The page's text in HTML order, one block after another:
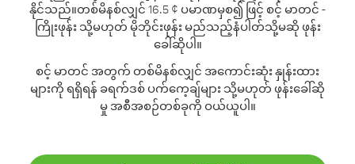
နိုင်သည်။တစ်မိနစ်လျှင် 16.5 ¢ ပမာဏမှစ၍ ဖြင့် စင့် မာတင် -
ကြိုးဖုန်း သို့မဟုတ် မိုဘိုင်းဖုန်း မည်သည့်နံပါတ်သို့မဆို ဖုန်း
ခေါ်ဆိုပါ။
စင့် မာတင် အတွက် တစ်မိနစ်လျှင် အကောင်းဆုံး နှုန်းထား
များကို ရရှိရန် ခရက်ဒစ် ပက်ကေ့ချ်များ သို့မဟုတ် ဖုန်းခေါ်ဆို
မှု အစီအစဉ်တစ်ခုကို ဝယ်ယူပါ။